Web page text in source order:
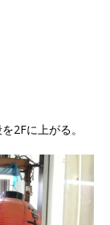
2Fに上がる。